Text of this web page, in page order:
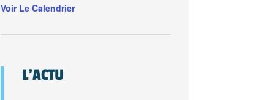
Voir Le Calendrier
L’ACTU